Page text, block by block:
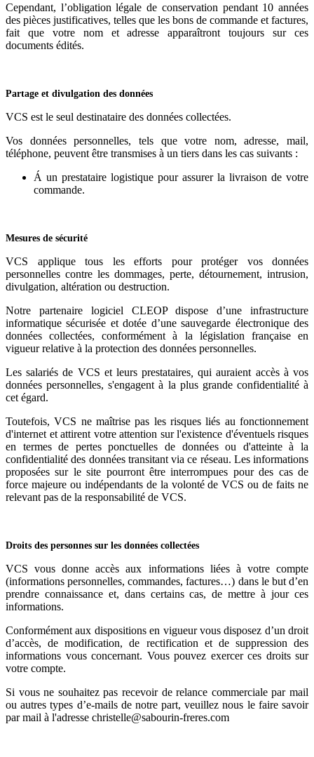
Cependant, l’obligation légale de conservation pendant 10 années
des pièces justificatives, telles que les bons de commande et factures,
fait que votre nom et adresse apparaîtront toujours sur ces
documents édités.
Partage et divulgation des données
VCS est le seul destinataire des données collectées.
Vos données personnelles, tels que votre nom, adresse, mail,
téléphone, peuvent être transmises à un tiers dans les cas suivants :
Á un prestataire logistique pour assurer la livraison de votre
commande.
Mesures de sécurité
VCS applique tous les efforts pour protéger vos données
personnelles contre les dommages, perte, détournement, intrusion,
divulgation, altération ou destruction.
Notre partenaire logiciel CLEOP dispose d’une infrastructure
informatique sécurisée et dotée d’une sauvegarde électronique des
données collectées, conformément à la législation française en
vigueur relative à la protection des données personnelles.
Les salariés de VCS et leurs prestataires ,qui auraient accès à vos
données personnelles, s'engagent à la plus grande confidentialité à
cet égard.
Toutefois, VCS ne maîtrise pas les risques liés au fonctionnement
d'internet et attirent votre attention sur l'existence d'éventuels risques
en termes de pertes ponctuelles de données ou d'atteinte à la
confidentialité des données transitant via ce réseau. Les informations
proposées sur le site pourront être interrompues pour des cas de
force majeure ou indépendants de la volonté de VCS ou de faits ne
relevant pas de la responsabilité de VCS.
Droits des personnes sur les données collectées
VCS vous donne accès aux informations liées à votre compte
(informations personnelles, commandes, factures…) dans le but d’en
prendre connaissance et, dans certains cas, de mettre à jour ces
informations.
Conformément aux dispositions en vigueur vous disposez d’un droit
d’accès, de modification, de rectification et de suppression des
informations vous concernant. Vous pouvez exercer ces droits sur
votre compte.
Si vous ne souhaitez pas recevoir de relance commerciale par mail
ou autres types d’e-mails de notre part, veuillez nous le faire savoir
par mail à l'adresse christelle@sabourin-freres.com